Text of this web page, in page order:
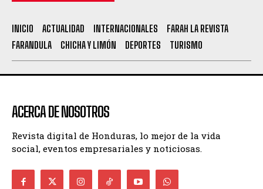
INICIO ACTUALIDAD INTERNACIONALES
FARAH LA REVISTA
FARANDULA
CHICHA Y LIMÓN DEPORTES TURISMO
ACERCA DE NOSOTROS
Revista digital de Honduras, lo mejor de la vida
social, eventos empresariales y noticiosas.